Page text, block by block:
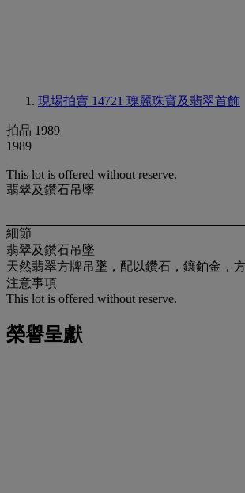
現場拍賣 14721 瑰麗珠寶及翡翠首飾
拍品 1989
1989
This lot is offered without reserve.
翡翠及鑽石吊墜
細節
翡翠及鑽石吊墜
天然翡翠方牌吊墜，配以鑽石，鑲鉑金，
注意事項
This lot is offered without reserve.
榮譽呈獻